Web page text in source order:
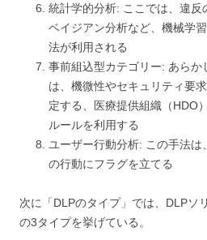
統計学的分析: ここでは、違反
ベイジアン分析など、機械学
法が利用される
事前組込型カテゴリー: あらか
は、機微性やセキュリティ要
定する、医療提供組織（HDO
ルールを利用する
ユーザー行動分析: この手法
の行動にフラグを立てる
次に「DLPのタイプ」では、DLPソ
の3タイプを挙げている。